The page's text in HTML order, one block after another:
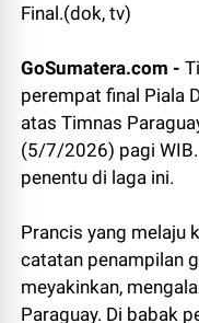
Final.(dok, tv)
GoSumatera.com -
perempat final Piala
atas Timnas
(5/7/2026) pagi
penentu di laga ini.
Prancis yang melaju
catatan penampilan
meyakinkan,
Paraguay. Di babak